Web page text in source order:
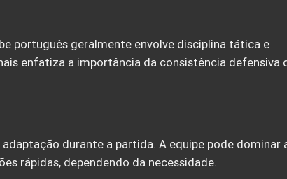
português geralmente envolve disciplina tática e
enfatiza a importância da consistência defensiva
durante a partida. A equipe pode dominar
rápidas, dependendo da necessidade.